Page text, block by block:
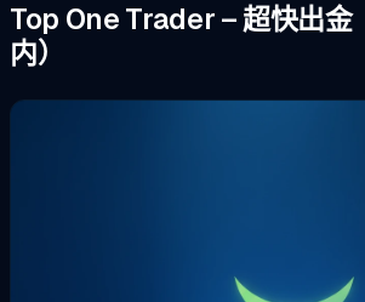
Top One Trader – 超快出金
内）